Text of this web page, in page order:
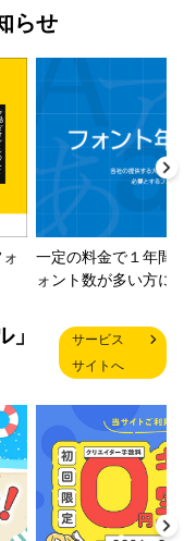
らせ
一定の料金で１年間
ォント数が多い方に
サービス
サイトへ